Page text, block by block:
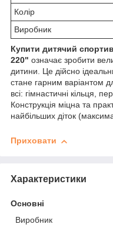
Колір
Виробник
Купити дитячий
220" означає зробити
дитини. Це дійсно
стане гарним варіантом
всі: гімнастичні кільця,
Конструкція міцна та
найбільших діток
Приховати
Характеристики
Основні
Виробник